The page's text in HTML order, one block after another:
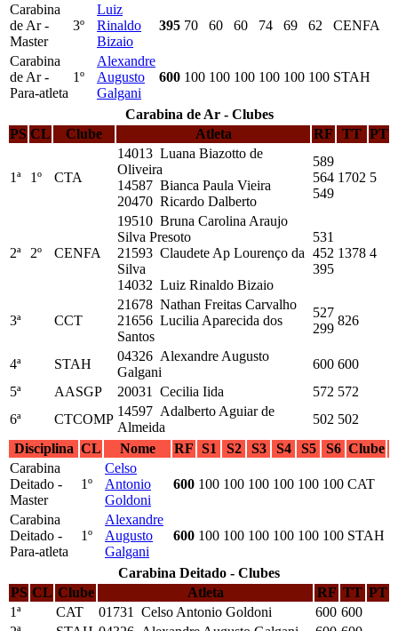
Carabina
de Ar -
Master
3º
Luiz
Rinaldo
Bizaio
395 70 60 60 74 69 62 CENFA
Carabina
de Ar -
Para-atleta
1º
Alexandre
Augusto
Galgani
600 100 100 100 100 100 100 STAH
Carabina de Ar - Clubes
PS CL Clube Atleta RF TT PT
1ª 1º CTA
14013 Luana Biazotto de
Oliveira
14587 Bianca Paula Vieira
20470 Ricardo Dalberto
589
564
549
1702 5
2ª 2º CENFA
19510 Bruna Carolina Araujo
Silva Presoto
21593 Claudete Ap Lourenço da
Silva
14032 Luiz Rinaldo Bizaio
531
452
395
1378 4
3ª CCT
21678 Nathan Freitas Carvalho
21656 Lucilia Aparecida dos
Santos
527
299
826
4ª STAH
04326 Alexandre Augusto
Galgani
600 600
5ª
AASGP 20031 Cecilia Iida 572 572
6ª
CTCOMP
14597 Adalberto Aguiar de
Almeida
502 502
Disciplina CL Nome RF S1 S2 S3 S4 S5 S6 Clube
Carabina
Deitado -
Master
1º
Celso
Antonio
Goldoni
600 100 100 100 100 100 100 CAT
Carabina
Deitado -
Para-atleta
1º
Alexandre
Augusto
Galgani
600 100 100 100 100 100 100 STAH
Carabina Deitado - Clubes
PS CL Clube Atleta RF TT PT
1ª
CAT 01731 Celso Antonio Goldoni 600 600